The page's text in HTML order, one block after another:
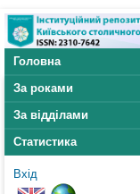
Головна
За роками
За відділами
Статистика
Вхід